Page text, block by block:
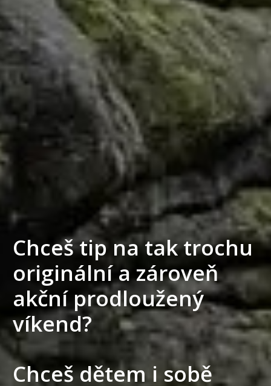
Chceš tip na tak trochu
originální a zároveň
akční prodloužený
víkend?
Chceš dětem i sobě